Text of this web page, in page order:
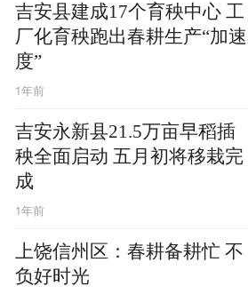
吉安县建成17个育秧中心 工
厂化育秧跑出春耕生产“加速
度”
1年前
吉安永新县21.5万亩早稻插
秧全面启动 五月初将移栽完
成
1年前
上饶信州区：春耕备耕忙 不
负好时光